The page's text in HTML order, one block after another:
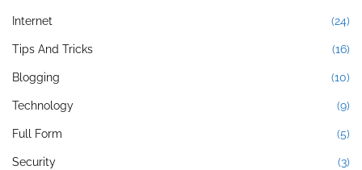
Internet (24)
Tips And Tricks (16)
Blogging (10)
Technology (9)
Full Form (5)
Security (3)